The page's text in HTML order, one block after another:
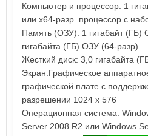
Компьютер и процессор: 1
или x64-разр. процессор с
Память (ОЗУ): 1 гигабайт (ГБ)
гигабайта (ГБ) ОЗУ (64-разр)
Жесткий диск: 3,0 гигабайта
Экран:Графическое
графической плате с
разрешении 1024 x 576
Операционная система:
Server 2008 R2 или Windows